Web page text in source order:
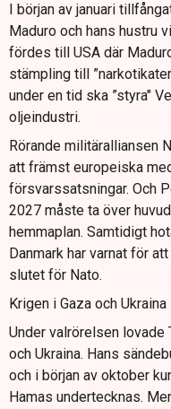
I början av januari
Maduro och hans hustru
fördes till USA där
stämpling till
under en tid ska ”styra"
oljeindustri.
Rörande militäralliansen
att främst europeiska
försvarssatsningar. Och
2027 måste ta över
hemmaplan. Samtidigt
Danmark har varnat för
slutet för Nato.
Krigen i Gaza och Ukraina
Under valrörelsen lovade
och Ukraina. Hans
och i början av oktober
Hamas undertecknas.